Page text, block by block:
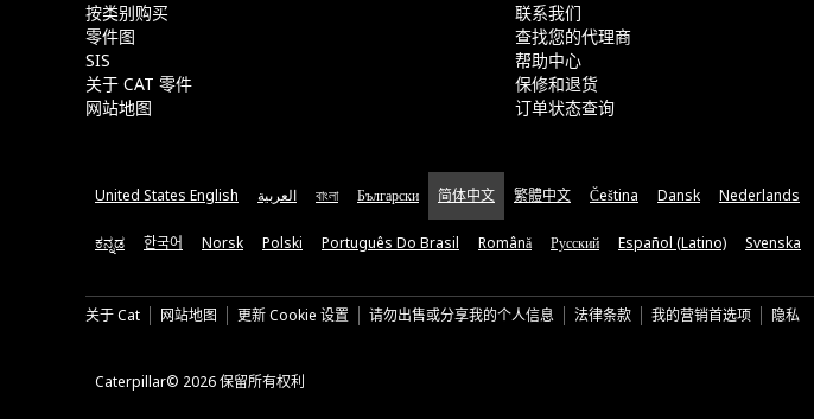
按类别购买
零件图
SIS
关于 CAT 零件
网站地图
联系我们
查找您的代理商
帮助中心
保修和退货
订单状态查询
United States English العربية বাংলা Български 简体中文 繁體中文 Čeština Dansk Nederlands
ಕನ್ನಡ 한국어 Norsk Polski Português Do Brasil Română Русский Español (Latino) Svenska
关于 Cat 网站地图 更新 Cookie 设置 请勿出售或分享我的个人信息 法律条款 我的营销首选项 隐私
Caterpillar© 2026 保留所有权利